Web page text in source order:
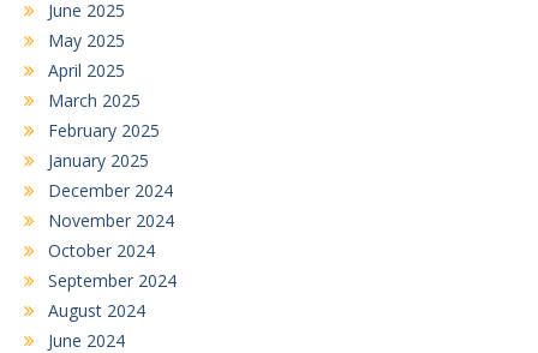
June 2025
May 2025
April 2025
March 2025
February 2025
January 2025
December 2024
November 2024
October 2024
September 2024
August 2024
June 2024